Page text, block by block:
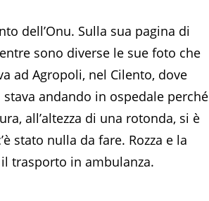
dell’Onu. Sulla sua pagina di
sono diverse le sue foto che
ad Agropoli, nel Cilento, dove
andando in ospedale perché
all’altezza di una rotonda, si è
stato nulla da fare. Rozza e la
trasporto in ambulanza.